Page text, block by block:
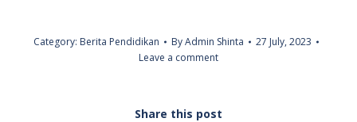
Category: Berita Pendidikan ByAdmin Shinta
27 July, 2023
Leave a comment
Share this post